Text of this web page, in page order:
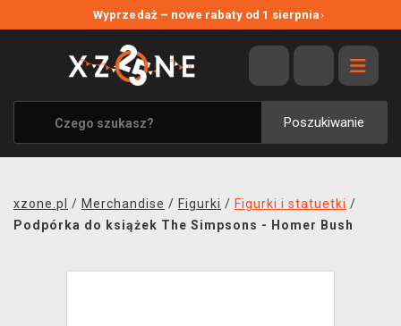
Wyprzedaż – nowe rabaty od 1 sierpnia›
Poszukiwanie
WYPRZEDAŻ
WSZYSTKIE MARKI
XZONE ORIGINALS
UBRANIA I AKCESORIA
SOUNDTRACKI
xzone.pl / Merchandise / Figurki / Figurki i statuetki /
Podpórka do książek The Simpsons - Homer Bush